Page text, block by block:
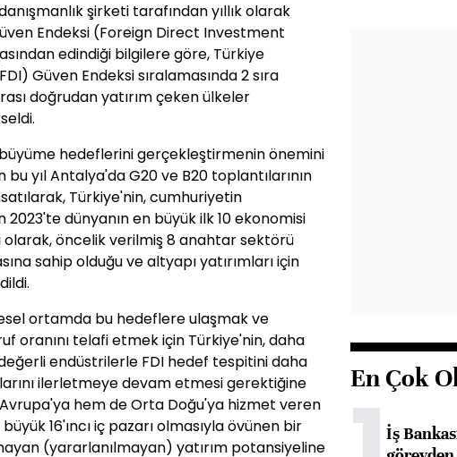
şirketi tarafından yıllık olarak
Endeksi (Foreign Direct Investment
edindiği bilgilere göre, Türkiye
Güven Endeksi sıralamasında 2 sıra
doğrudan yatırım çeken ülkeler
hedeflerini gerçekleştirmenin önemini
yıl Antalya'da G20 ve B20 toplantılarının
Türkiye'nin, cumhuriyetin
2023'te dünyanın en büyük ilk 10 ekonomisi
olarak, öncelik verilmiş 8 anahtar sektörü
sahip olduğu ve altyapı yatırımları için
ortamda bu hedeflere ulaşmak ve
oranını telafi etmek için Türkiye'nin, daha
endüstrilerle FDI hedef tespitini daha
ilerletmeye devam etmesi gerektiğine
hem de Orta Doğu'ya hizmet veren
16'ıncı iç pazarı olmasıyla övünen bir
(yararlanılmayan) yatırım potansiyeline
En Çok
İş